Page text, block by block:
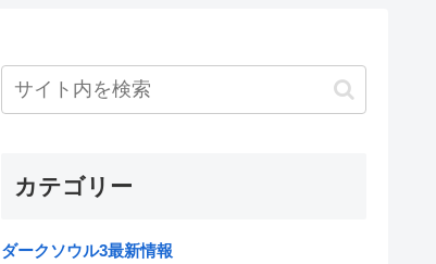
カテゴリー
ダークソウル3最新情報